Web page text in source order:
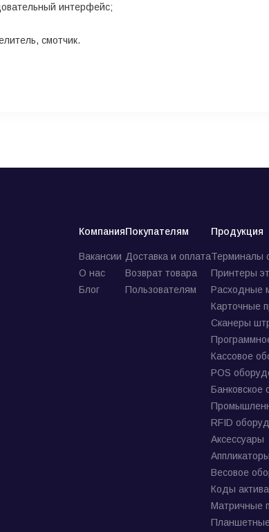
интерфейс;
смотчик.
Компания
Вакансии
О нас
Блог
Покупателям
Доставка и оплата
Возврат товара
Пользователям
Продукция
Терминалы
Принтеры
Расходные
Карточные
Сканеры
Кассовое
POS
Банковское
RFID
Аксессуары
Весовое
Коды
Матричные